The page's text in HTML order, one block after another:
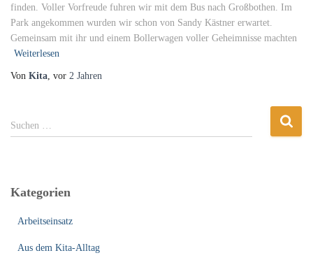
finden. Voller Vorfreude fuhren wir mit dem Bus nach Großbothen. Im
Park angekommen wurden wir schon von Sandy Kästner erwartet.
Gemeinsam mit ihr und einem Bollerwagen voller Geheimnisse machten
Weiterlesen
Von Kita, vor 2 Jahren
S
u
n
Suchen …
Kategorien
Arbeitseinsatz
Aus dem Kita-Alltag